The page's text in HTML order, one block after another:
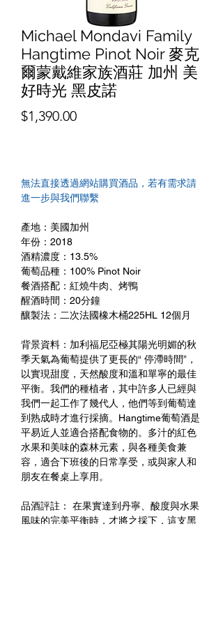
Michael Mondavi Family
Hangtime Pinot Noir 麥克
爾蒙戴維家族酒莊 加州 美
好時光 黑皮諾
$1,390.00價
無法直接透過網站購買酒品，若有需求請
進一步與我們聯繫
產地：美國加州
年份：2018
酒精濃度：13.5%
葡萄品種：100% Pinot Noir
餐酒搭配：紅燒牛肉、烤鴨
醒酒時間：20分鐘
釀製法：二次法國橡木桶225HL 12個月
背景資料：加利福尼亞極其陽光明媚的秋
季天氣為葡萄提供了更長的“ 停滯時間”，
以實現甜度，天然酸度和溫和單寧的最佳
平衡。我們的種植者，其中許多人已經與
我們一起工作了幾代人，他們等到葡萄達
到熟成時才進行採摘。Hangtime葡萄酒是
平易近人並適合搭配食物的。多汁的紅色
水果和美味的森林元素，與各種美食兼
容，適合下班後的日常享受，或與家人和
朋友在餐桌上享用。
品酒評註： 在果實達到丹寧、酸度與水果
風味的完美平衡時，才將之採下，這支黑